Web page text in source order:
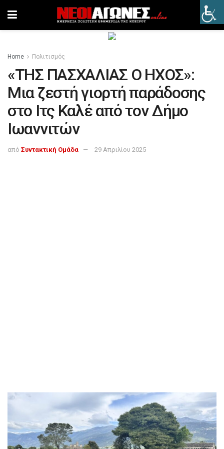
Home Πολιτισμός
«ΤΗΣ ΠΑΣΧΑΛΙΑΣ Ο ΗΧΟΣ»:
Μια ζεστή γιορτή παράδοσης
στο Ιτς Καλέ από τον Δήμο
Ιωαννιτών
από Συντακτική Ομάδα 29 Απριλίου 2025